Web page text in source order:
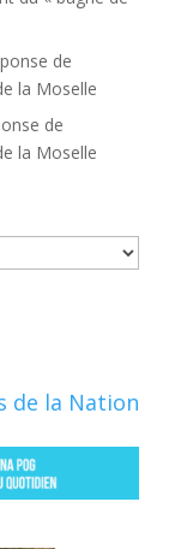
de
la Moselle
de
la Moselle
de la Nation